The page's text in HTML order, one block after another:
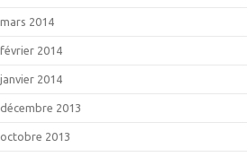
mars 2014
février 2014
janvier 2014
décembre 2013
octobre 2013